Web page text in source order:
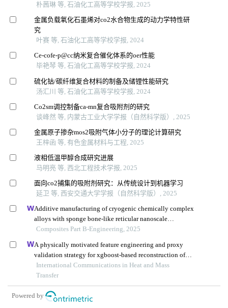
朴茜琳 等, 石油化工高等学校学报, 2025
金属负载氧化石墨烯对co2水合物生成的动力学特性研
究
叶赛 等, 石油化工高等学校学报, 2024
Ce-cofe-p@cc纳米复合催化体系的oer性能
毕艳琴 等, 石油化工高等学校学报, 2024
硫化钴/碳纤维复合材料的制备及储锂性能研究
汤汇川 等, 石油化工高等学校学报, 2024
Co2sm调控制备ca-mn复合吸附剂的研究
谈峰然 等, 内蒙古工业大学学报（自然科学版）, 2025
金属原子掺杂mos2吸附气体小分子的理论计算研究
王梓函 等, 有色金属材料与工程, 2025
液相低温甲醇合成研究进展
马明亮 等, 西北工程技术学报, 2025
面向co2捕集的吸附剂研究：从传统设计到机器学习
延卫 等, 西安交通大学学报（自然科学版）, 2025
Additive manufacturing of cryogenic chemically complex
alloys with sponge bone-like reticular nanoscale
superstructure
Composites Part B-Engineering, 2025
A physically motivated feature engineering and proxy
validation strategy for xgboost-based reconstruction of
thermal conductivity in supercritical hydrocarbon fluids
International Communications in Heat and Mass
Transfer
Powered by